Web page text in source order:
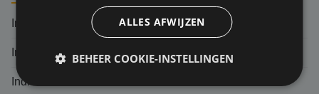
Indemniteitsbeginsel
Ingebrekestelling
Indirecte schade
ALLES AFWIJZEN
BEHEER COOKIE-INSTELLINGEN